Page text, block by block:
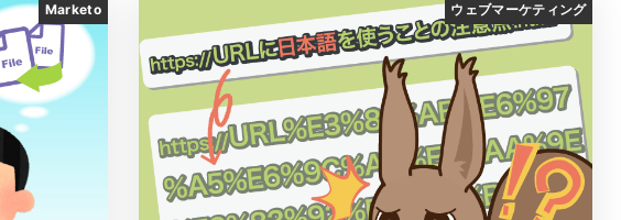
Marketo ウェブマーケティング